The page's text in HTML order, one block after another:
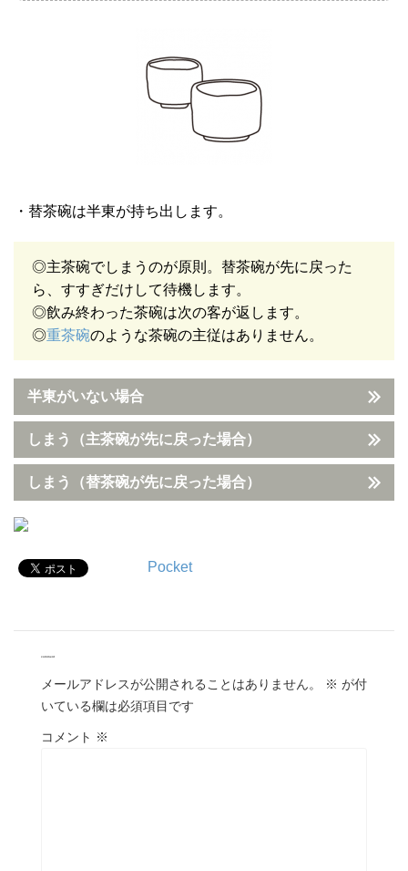
・替茶碗は半東が持ち出します。
◎主茶碗でしまうのが原則。替茶碗が先に戻った
ら、すすぎだけして待機します。
◎飲み終わった茶碗は次の客が返します。
◎重茶碗のような茶碗の主従はありません。
半東がいない場合
しまう（主茶碗が先に戻った場合）
しまう（替茶碗が先に戻った場合）
Pocket
comment
メールアドレスが公開されることはありません。 ※ が付
いている欄は必須項目です
コメント ※